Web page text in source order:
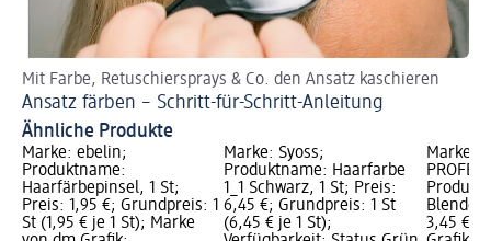
Mit Farbe, Retuschiersprays & Co. den Ansatz kaschieren
Ansatz färben – Schritt-für-Schritt-Anleitung
Ähnliche Produkte
Marke: ebelin;
Produktname:
Haarfärbepinsel, 1 St;
Preis: 1,95 €; Grundpreis: 1
St (1,95 € je 1 St); Marke
Marke: Syoss;
Produktname: Haarfarbe
1_1 Schwarz, 1 St; Preis:
6,45 €; Grundpreis: 1 St
(6,45 € je 1 St);
Marke:
3,45 €;